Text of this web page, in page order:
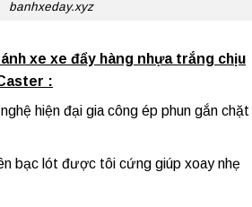
banhxeday.xyz
xe xe đẩy hàng nhựa trắng chịu
:
hiện đại gia công ép phun gắn chặt
bạc lót được tôi cứng giúp xoay nhẹ